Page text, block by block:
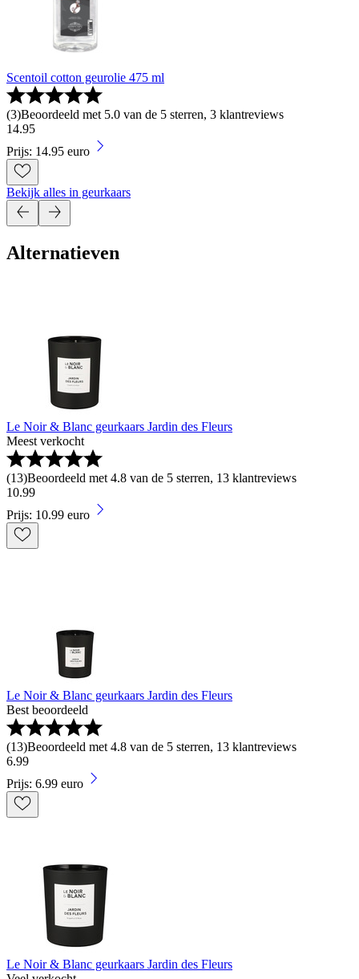
Scentoil cotton geurolie 475 ml
(3)Beoordeeld met 5.0 van de 5 sterren, 3 klantreviews
14.95
Prijs: 14.95 euro
Bekijk alles in geurkaars
Alternatieven
Le Noir & Blanc geurkaars Jardin des Fleurs
Meest verkocht
(13)Beoordeeld met 4.8 van de 5 sterren, 13 klantreviews
10.99
Prijs: 10.99 euro
Le Noir & Blanc geurkaars Jardin des Fleurs
Best beoordeeld
(13)Beoordeeld met 4.8 van de 5 sterren, 13 klantreviews
6.99
Prijs: 6.99 euro
Le Noir & Blanc geurkaars Jardin des Fleurs